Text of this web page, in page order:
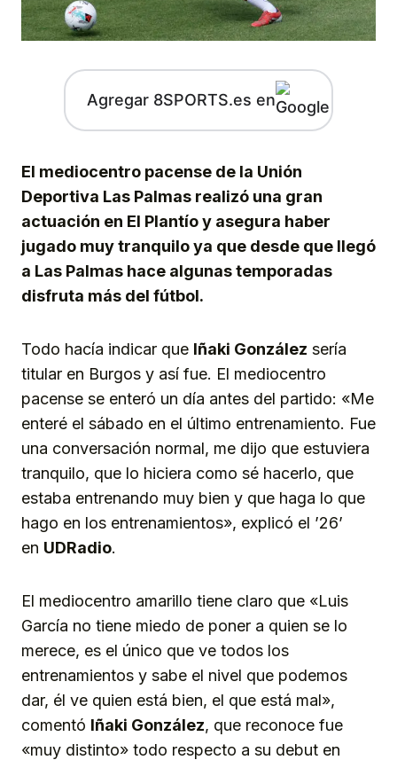
Agregar 8SPORTS.es en
El mediocentro pacense de la Unión
Deportiva Las Palmas realizó una gran
actuación en El Plantío y asegura haber
jugado muy tranquilo ya que desde que llegó
a Las Palmas hace algunas temporadas
disfruta más del fútbol.
Todo hacía indicar que Iñaki González sería
titular en Burgos y así fue. El mediocentro
pacense se enteró un día antes del partido: «Me
enteré el sábado en el último entrenamiento. Fue
una conversación normal, me dijo que estuviera
tranquilo, que lo hiciera como sé hacerlo, que
estaba entrenando muy bien y que haga lo que
hago en los entrenamientos», explicó el ’26’
en UDRadio.
El mediocentro amarillo tiene claro que «Luis
García no tiene miedo de poner a quien se lo
merece, es el único que ve todos los
entrenamientos y sabe el nivel que podemos
dar, él ve quien está bien, el que está mal»,
comentó Iñaki González, que reconoce fue
«muy distinto» todo respecto a su debut en